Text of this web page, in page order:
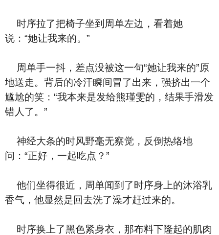
时序拉了把椅子坐到周单左边，看着她
说：“她让我来的。”
周单手一抖，差点没被这一句“她让我来的”原
地送走。背后的冷汗瞬间冒了出来，强挤出一个
尴尬的笑：“我本来是发给熊瑾雯的，结果手滑发
错人了。”
神经大条的时风野毫无察觉，反倒热络地
问：“正好，一起吃点？”
他们坐得很近，周单闻到了时序身上的沐浴乳
香气，他显然是回去洗了澡才赶过来的。
时序换上了黑色紧身衣，那布料下隆起的肌肉